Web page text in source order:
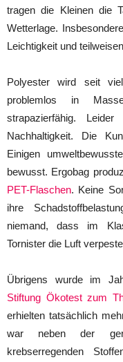
tragen die Kleinen die
Wetterlage.
Leichtigkeit und
Polyester wird seit
problemlos in
strapazierfähig.
Nachhaltigkeit. Die
Einigen
bewusst. Ergobag
PET-Flaschen. Keine
ihre
niemand, dass im
Tornister die Luft
Übrigens wurde im
Stiftung Ökotest zum
erhielten tatsächlich
war neben der
krebserregenden